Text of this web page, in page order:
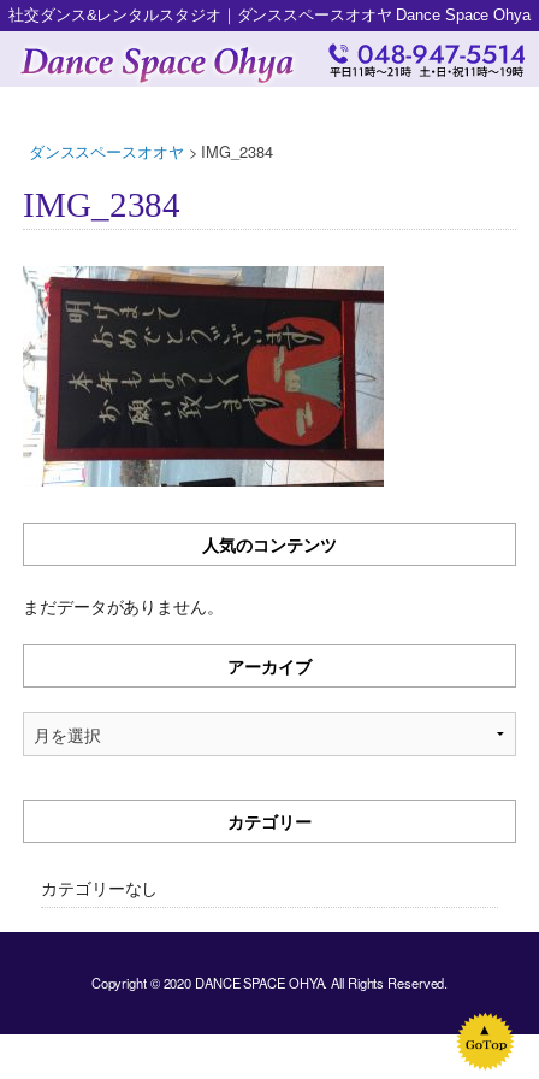
社交ダンス&レンタルスタジオ｜ダンススペースオオヤ Dance Space Ohya
ダンススペースオオヤ > IMG_2384
IMG_2384
人気のコンテンツ
まだデータがありません。
アーカイブ
ア
ー
ブ
カテゴリー
カテゴリーなし
Copyright © 2020 DANCE SPACE OHYA. All Rights Reserved.